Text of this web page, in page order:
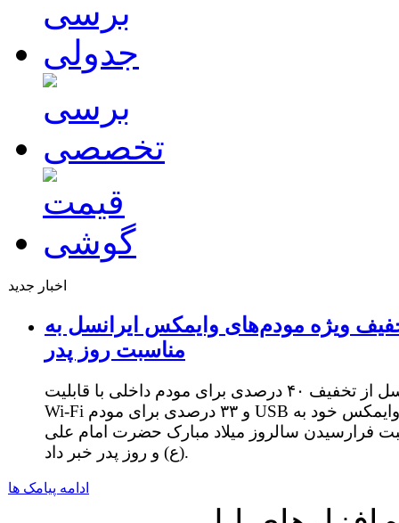
اخبار جدید
ویژه مودم‌های وایمکس ایرانسل به
مناسبت روز پدر
ایرانسل از تخفیف ۴۰ درصدی برای مودم داخلی با قابلیت
Wi-Fi و ۳۳ درصدی برای مودم USB وایمکس خود به
فرارسیدن سالروز میلاد مبارک حضرت امام علی
(ع) و روز پدر خبر داد.
ادامه پیامک ها